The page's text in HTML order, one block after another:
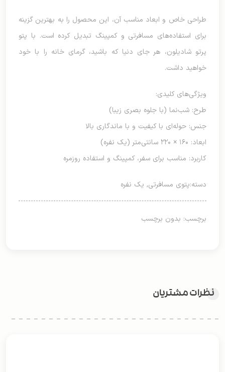
طراحی خاص و ابعاد مناسب آن، این محصول را به بهترین گزینه
برای استفاده‌های مسافرتی و کمپینگ تبدیل کرده است. با پتو
پرتو شادیلون، هر جای دنیا که باشید، گرمای خانه را با خود
خواهید داشت.
ویژگی‌های کلیدی:
طرح: شب‌نما (با جلوه بصری زیبا)
جنس: حوله‌ای با کیفیت و با ماندگاری بالا
ابعاد: ۱۶۰ × ۲۲۰ سانتی‌متر (یک نفره)
کاربرد: مناسب برای سفر، کمپینگ و استفاده روزمره
دسته:پتوی مسافرتی, یک نفره
برچسب: بدون برچسب
نظرات مشتریان